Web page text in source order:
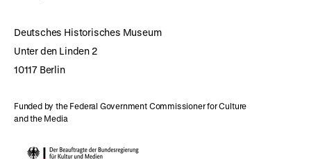
Deutsches Historisches Museum
Unter den Linden 2
10117 Berlin
Funded by the Federal Government Commissioner for Culture
and the Media